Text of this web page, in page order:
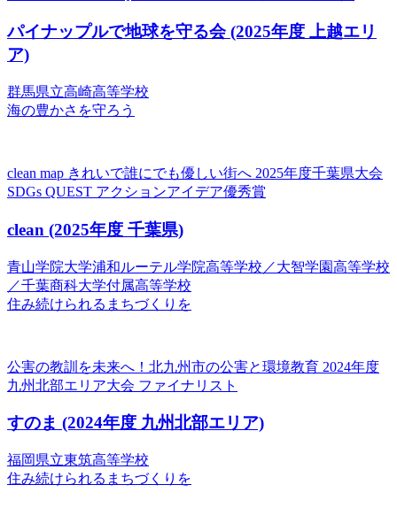
パイナップルで地球を守る会(2025年度 上越エリ
ア)
群馬県立高崎高等学校
海の豊かさを守ろう
clean map きれいで誰にでも優しい街へ 2025年度千葉県大会
SDGs QUEST アクションアイデア優秀賞
clean (2025年度 千葉県)
青山学院大学浦和ルーテル学院高等学校／大智学園高等学校
／千葉商科大学付属高等学校
住み続けられるまちづくりを
公害の教訓を未来へ！北九州市の公害と環境教育 2024年度
九州北部エリア大会 ファイナリスト
すのま (2024年度 九州北部エリア)
福岡県立東筑高等学校
住み続けられるまちづくりを